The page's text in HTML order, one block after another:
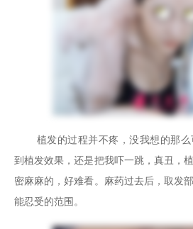
植发的过程并不疼，没我想的那
到植发效果，还是把我吓一跳，真丑，
密麻麻的，好难看。麻药过去后，取发
能忍受的范围。